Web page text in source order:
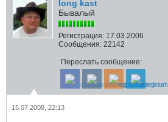
long kast
Бывалый
Регистрация: 17.03.2006
Сообщения: 22142
Переслать сообщение:
15.07.2008, 22:13